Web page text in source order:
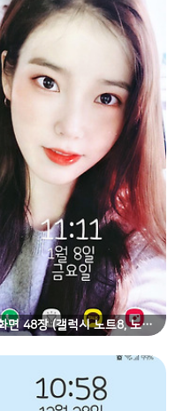
2021년 첫 아이유(IU) 배경화면 & 잠금화면 48장 (갤럭시 노트8, 노트9, S8, S9)